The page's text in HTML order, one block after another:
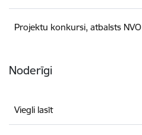
Projektu konkursi, atbalsts NVO
Noderīgi
Viegli lasīt